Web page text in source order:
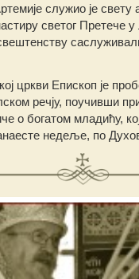
служио је свету
светог
цркви Епископ је
речју, поучивши
о богатом младићу,
недеље, по